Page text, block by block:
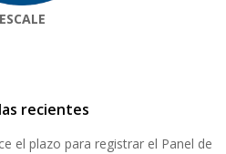
ESCALE
recientes
el plazo para registrar el Panel de